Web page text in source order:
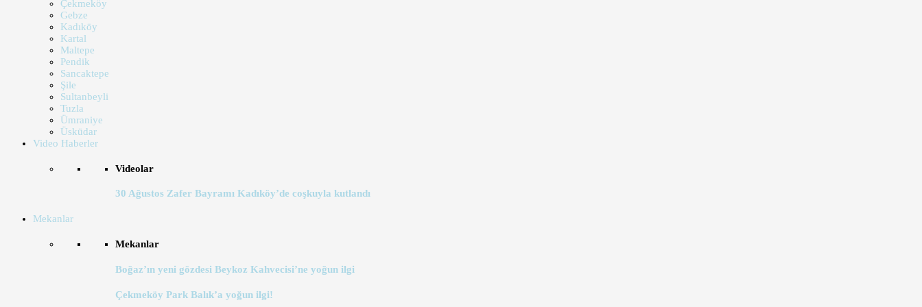
Çekmeköy
Gebze
Kadıköy
Kartal
Maltepe
Pendik
Sancaktepe
Şile
Sultanbeyli
Tuzla
Ümraniye
Üsküdar
Video Haberler
Videolar
30 Ağustos Zafer Bayramı Kadıköy’de coşkuyla kutlandı
Mekanlar
Mekanlar
Boğaz’ın yeni gözdesi Beykoz Kahvecisi’ne yoğun ilgi
Çekmeköy Park Balık’a yoğun ilgi!